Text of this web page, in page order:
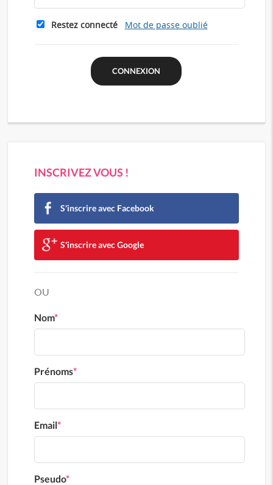
Restez connecté Mot de passe oublié
INSCRIVEZ VOUS !
S'inscrire avec Facebook
S'inscrire avec Google
OU
Nom*
Prénoms*
Email*
Pseudo*